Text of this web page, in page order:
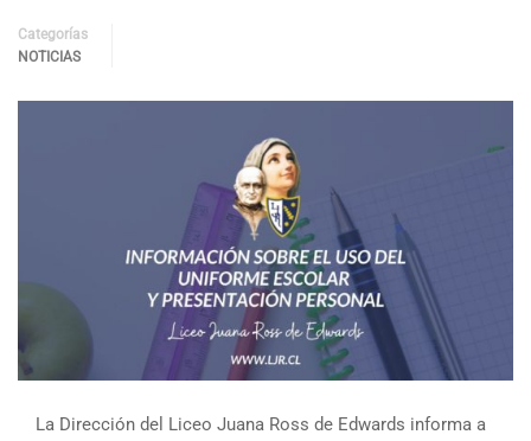
Categorías
NOTICIAS
La Dirección del Liceo Juana Ross de Edwards informa a